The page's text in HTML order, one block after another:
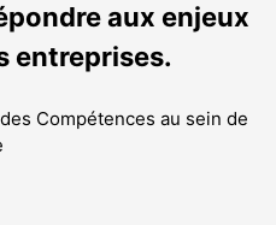
aux enjeux
entreprises.